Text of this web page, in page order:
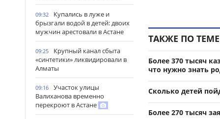
09:32
Купались в луже и
брызгали водой в детей: двоих
мужчин арестовали в Астане
09:25
Крупный канал сбыта
«синтетики» ликвидировали в
Алматы
09:16
Участок улицы
Валиханова временно
перекроют в Астане
ТАКЖЕ ПО ТЕМЕ
Более 370 тысяч
что нужно знать
Сколько детей
Более 270 тысяч